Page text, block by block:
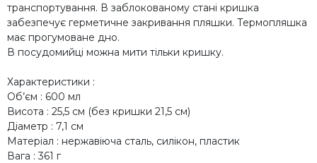
транспортування. В заблокованому стані кришка
забезпечує герметичне закривання пляшки. Термопляшка
має прогумоване дно.
В посудомийці можна мити тільки кришку.
Характеристики :
Об’єм : 600 мл
Висота : 25,5 см (без кришки 21,5 см)
Діаметр : 7,1 см
Матеріал : нержавіюча сталь, силікон, пластик
Вага : 361 г